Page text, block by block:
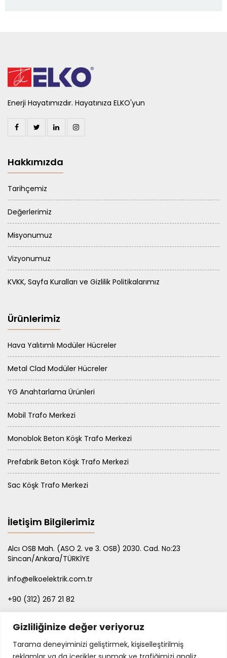
Gizliliğinize değer veriyoruz
Tarama deneyiminizi geliştirmek, kişiselleştirilmiş
Enerji Hayatımızdır. Hayatınıza ELKO'yun
Hakkımızda
Tarihçemiz
Değerlerimiz
Misyonumuz
Vizyonumuz
KVKK, Sayfa Kuralları ve Gizlilik Politikalarımız
Ürünlerimiz
Hava Yalıtımlı Modüler Hücreler
Metal Clad Modüler Hücreler
YG Anahtarlama Ürünleri
Mobil Trafo Merkezi
Monoblok Beton Köşk Trafo Merkezi
Prefabrik Beton Köşk Trafo Merkezi
Sac Köşk Trafo Merkezi
İletişim Bilgilerimiz
Alcı OSB Mah. (ASO 2. ve 3. OSB) 2030. Cad. No:23
Sincan/Ankara/TÜRKİYE
info@elkoelektrik.com.tr
+90 (312) 267 21 82